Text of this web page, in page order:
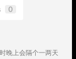
0
晚上会隔个一两天